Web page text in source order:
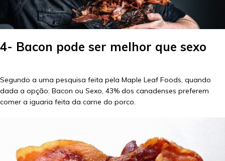
4- Bacon pode ser melhor que sexo
Segundo a uma pesquisa feita pela Maple Leaf Foods, quando
dada a opção: Bacon ou Sexo, 43% dos canadenses preferem
comer a iguaria feita da carne do porco.